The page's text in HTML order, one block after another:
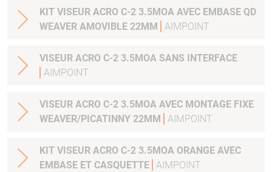
KIT VISEUR ACRO C-2 3.5MOA AVEC EMBASE QD
WEAVER AMOVIBLE 22MM
AIMPOINT
VISEUR ACRO C-2 3.5MOA SANS INTERFACE
AIMPOINT
VISEUR ACRO C-2 3.5MOA AVEC MONTAGE FIXE
WEAVER/PICATINNY 22MM
AIMPOINT
KIT VISEUR ACRO C-2 3.5MOA ORANGE AVEC
EMBASE ET CASQUETTE AIMPOINT